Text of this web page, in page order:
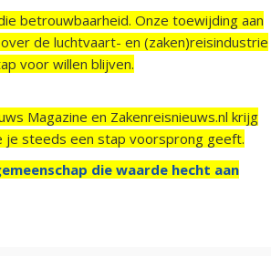
betrouwbaarheid. Onze toewijding aan
de luchtvaart- en (zaken)reisindustrie
voor willen blijven.
Magazine en Zakenreisnieuws.nl krijg
je steeds een stap voorsprong geeft.
die waarde hecht aan